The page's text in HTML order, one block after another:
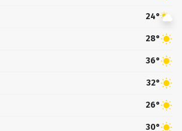
24°
28°
36°
32°
26°
30°